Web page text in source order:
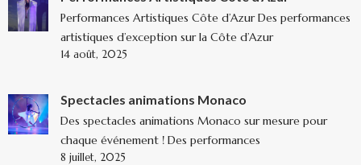
Performances Artistiques Côte d’Azur Des performances
artistiques d’exception sur la Côte d’Azur
14 août, 2025
Spectacles animations Monaco
Des spectacles animations Monaco sur mesure pour
chaque événement ! Des performances
8 juillet, 2025